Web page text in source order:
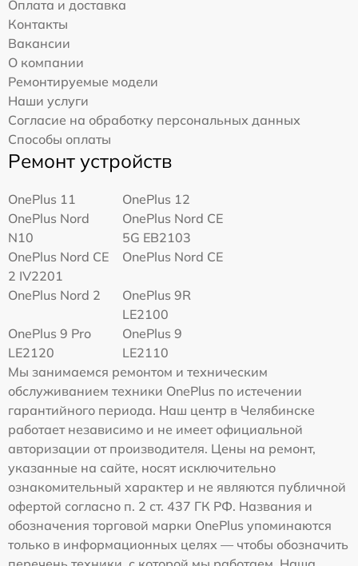
Оплата и доставка
Контакты
Вакансии
О компании
Ремонтируемые модели
Наши услуги
Согласие на обработку персональных данных
Способы оплаты
Ремонт устройств
OnePlus 11
OnePlus 12
OnePlus Nord
N10
OnePlus Nord CE
5G EB2103
OnePlus Nord CE
2 IV2201
OnePlus Nord CE
OnePlus Nord 2
OnePlus 9R
LE2100
OnePlus 9 Pro
LE2120
OnePlus 9
LE2110
Мы занимаемся ремонтом и техническим
обслуживанием техники OnePlus по истечении
гарантийного периода. Наш центр в Челябинске
работает независимо и не имеет официальной
авторизации от производителя. Цены на ремонт,
указанные на сайте, носят исключительно
ознакомительный характер и не являются публичной
офертой согласно п. 2 ст. 437 ГК РФ. Названия и
обозначения торговой марки OnePlus упоминаются
только в информационных целях — чтобы обозначить